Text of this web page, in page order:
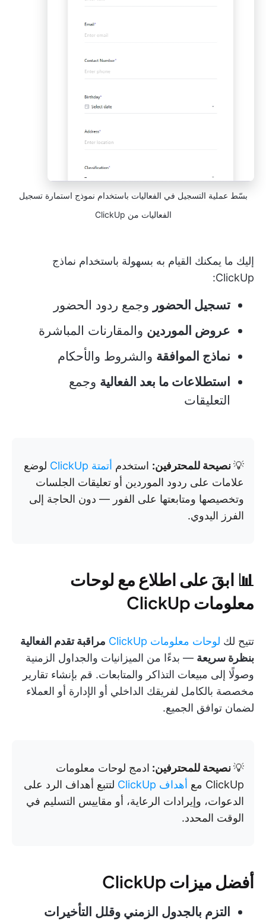
بسّط عملية التسجيل في الفعاليات باستخدام نموذج استمارة تسجيل
الفعاليات من ClickUp
إليك ما يمكنك القيام به بسهولة باستخدام نماذج
ClickUp:
تسجيل الحضور وجمع ردود الحضور
عروض الموردين والمقارنات المباشرة
نماذج الموافقة والشروط والأحكام
استطلاعات ما بعد الفعالية وجمع
التعليقات
💡نصيحة للمحترفين: استخدم أتمتة ClickUp
لوضع
علامات على ردود الموردين أو تعليقات الجلسات
وتخصيصها ومتابعتها على الفور — دون الحاجة إلى
الفرز اليدوي.
📊 ابقَ على اطلاع مع لوحات
معلومات ClickUp
تتيح لك لوحات معلومات ClickUp
مراقبة تقدم الفعالية
بنظرة سريعة — بدءًا من الميزانيات والجداول الزمنية
وصولًا إلى مبيعات التذاكر والمتابعات. قم بإنشاء تقارير
مخصصة بالكامل لفريقك الداخلي أو الإدارة أو العملاء
لضمان توافق الجميع.
💡نصيحة للمحترفين: ادمج لوحات معلومات
ClickUp مع
أهداف ClickUp
لتتبع أهداف الرد على
الدعوات، وإيرادات الرعاية، أو مقاييس التسليم في
الوقت المحدد.
أفضل ميزات ClickUp
التزم بالجدول الزمني وقلل التأخيرات